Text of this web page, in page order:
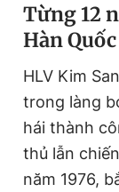
Từng 12
Hàn Quốc
HLV Kim
trong làng
hái thành
thủ lẫn
năm 1976,